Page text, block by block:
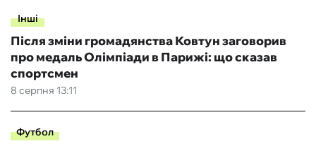
Інші
8 серпня 13:11
Після зміни громадянства Ковтун заговорив
про медаль Олімпіади в Парижі: що сказав
спортсмен
Футбол